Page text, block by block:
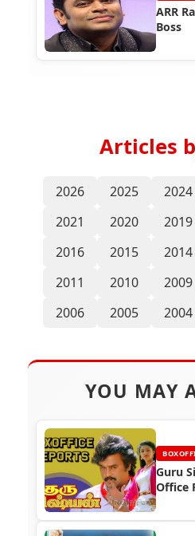
ARR
Boss
Articles
2026 2025 2024
2021
2020 2019
2016
2015 2014
2011
2010 2009
2006
2005 2004
YOU MAY
Guru
Office